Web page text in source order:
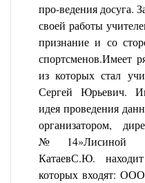
про-ведения досуга.
своей работы
признание и со
спортсменов.Имеет
из которых стал
Сергей Юрьевич.
идея проведения
организатором,
№14»Лисиной
КатаевС.Ю.
которых входят: